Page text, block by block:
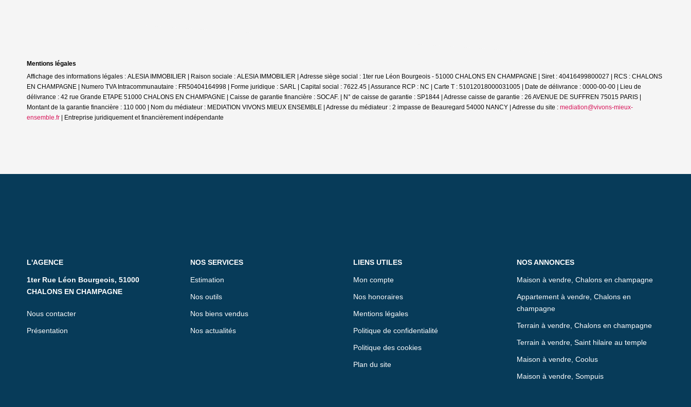
Mentions légales
Affichage des informations légales : ALESIA IMMOBILIER | Raison sociale : ALESIA IMMOBILIER | Adresse siège social : 1ter rue Léon Bourgeois - 51000 CHALONS EN CHAMPAGNE | Siret : 40416499800027 | RCS : CHALONS
EN CHAMPAGNE | Numero TVA Intracommunautaire : FR50404164998 | Forme juridique : SARL | Capital social : 7622.45 | Assurance RCP : NC | Carte T : 51012018000031005 | Date de délivrance : 0000-00-00 | Lieu de
délivrance : 42 rue Grande ETAPE 51000 CHALONS EN CHAMPAGNE | Caisse de garantie financière : SOCAF. | N° de caisse de garantie : SP1844 | Adresse caisse de garantie : 26 AVENUE DE SUFFREN 75015 PARIS |
Montant de la garantie financière : 110 000 | Nom du médiateur : MEDIATION VIVONS MIEUX ENSEMBLE | Adresse du médiateur : 2 impasse de Beauregard 54000 NANCY | Adresse du site : mediation@vivons-mieux-
ensemble.fr
Entreprise juridiquement et financièrement indépendante
L'AGENCE
1ter Rue Léon Bourgeois, 51000
CHALONS EN CHAMPAGNE
Nous contacter
Présentation
NOS SERVICES
Estimation
Nos outils
Nos biens vendus
Nos actualités
LIENS UTILES
Mon compte
Nos honoraires
Mentions légales
Politique de confidentialité
Politique des cookies
Plan du site
NOS ANNONCES
Maison à vendre, Chalons en champagne
Appartement à vendre, Chalons en
champagne
Terrain à vendre, Chalons en champagne
Terrain à vendre, Saint hilaire au temple
Maison à vendre, Coolus
Maison à vendre, Sompuis